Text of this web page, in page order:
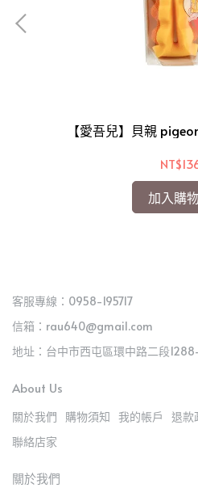
【愛吾兒】貝親
加入購
客服專線：0958-195717
信箱：rau640@gmail.com
地址：台中市西屯區環中路二段
About Us
關於我們 購物須知 我的帳戶 退款
聯絡店家
關於我們